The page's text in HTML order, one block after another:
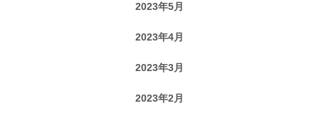
2023年5月
2023年4月
2023年3月
2023年2月